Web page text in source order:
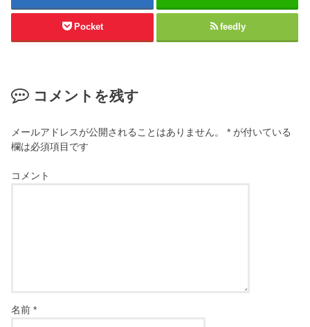
Pocket feedly
コメントを残す
メールアドレスが公開されることはありません。 * が付いている
欄は必須項目です
コメント
名前*